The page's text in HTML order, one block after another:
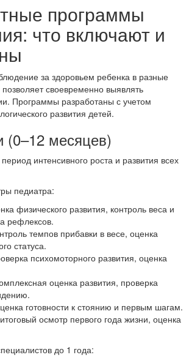
программы
что включают и
за здоровьем ребенка в разные
своевременно выявлять
Программы разработаны с учетом
развития детей.
(0–12 месяцев)
интенсивного роста и развития всех
педиатра:
физического развития, контроль веса и
рефлексов.
темпов прибавки в весе, оценка
статуса.
психомоторного развития, оценка
оценка развития, проверка
готовности к стоянию и первым шагам.
осмотр первого года жизни, оценка
до 1 года: